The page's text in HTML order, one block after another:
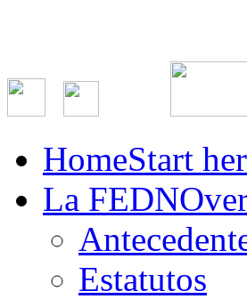
HomeStart
La FEDN
Estatutos